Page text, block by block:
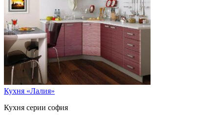
Кухня «Лалия»
Кухня серии софия